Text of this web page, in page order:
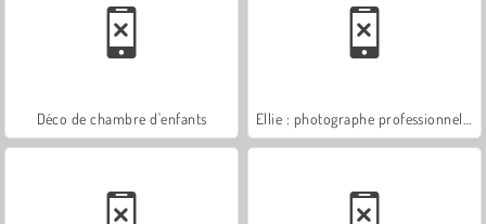
Déco de chambre d'enfants